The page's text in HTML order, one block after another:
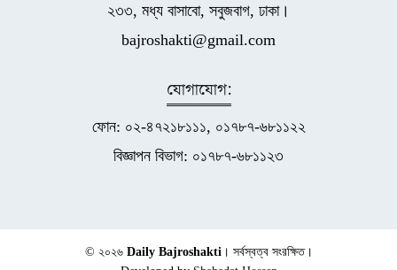
২৩৩, মধ্য বাসাবো, সবুজবাগ, ঢাকা।
bajroshakti@gmail.com
যোগাযোগ:
ফোন: ০২-৪৭২১৮১১১, ০১৭৮৭-৬৮১১২২
বিজ্ঞাপন বিভাগ: ০১৭৮৭-৬৮১১২৩
© ২০২৬ Daily Bajroshakti । সর্বস্বত্ব সংরক্ষিত।